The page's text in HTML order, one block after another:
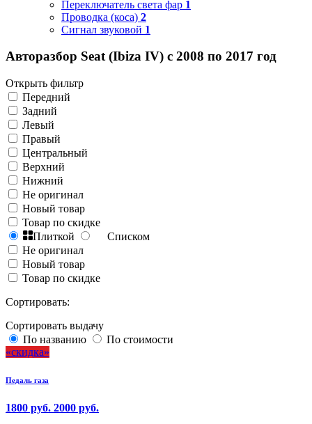
Переключатель света фар 1
Проводка (коса) 2
Сигнал звуковой 1
Авторазбор Seat (Ibiza IV) с 2008 по 2017 год
Открыть фильтр
Передний
Задний
Левый
Правый
Центральный
Верхний
Нижний
Не оригинал
Новый товар
Товар по скидке
Плиткой
Списком
Не оригинал
Новый товар
Товар по скидке
Сортировать:
Сортировать выдачу
По названию
По стоимости
скидка
Педаль газа
1800 руб. 2000 руб.